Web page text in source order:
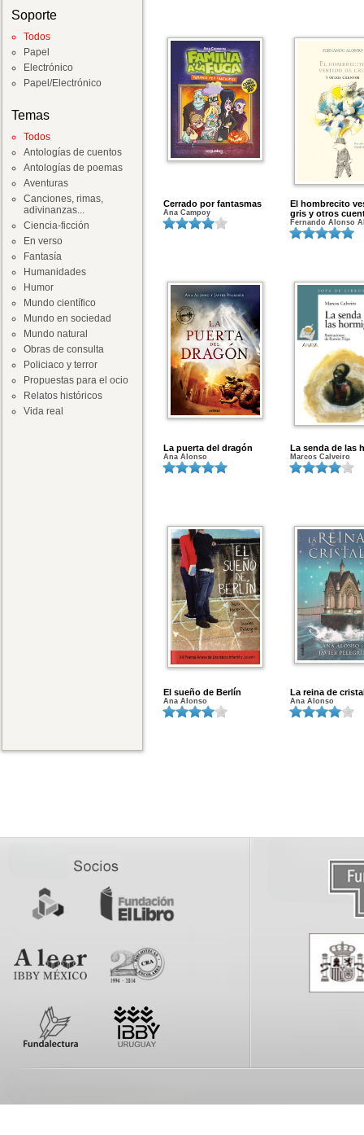
Soporte
Todos
Papel
Electrónico
Papel/Electrónico
Temas
Todos
Antologías de cuentos
Antologías de poemas
Aventuras
Canciones, rimas,
adivinanzas...
Ciencia-ficción
En verso
Fantasía
Humanidades
Humor
Mundo científico
Mundo en sociedad
Mundo natural
Obras de consulta
Policiaco y terror
Propuestas para el ocio
Relatos históricos
Vida real
Cerrado por fantasmas
Ana Campoy
El hombrecito
gris y otros
Fernando Alonso
La puerta del dragón
Ana Alonso
La senda de las
Marcos Calveiro
El sueño de Berlín
Ana Alonso
La reina de
Ana Alonso